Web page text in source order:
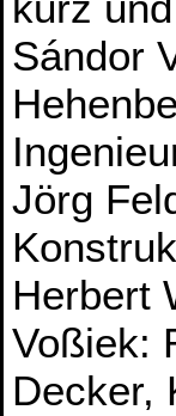
Sándor
Jörg
Herbert
Voßiek:
Decker,